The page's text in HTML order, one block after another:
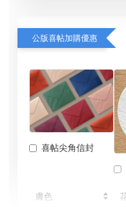
公版喜帖加購優惠
喜帖尖角信封